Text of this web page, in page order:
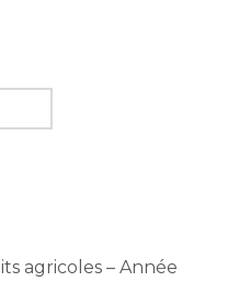
agricoles – Année